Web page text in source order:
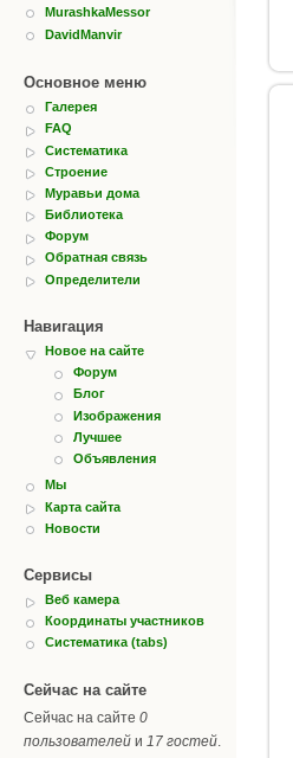
MurashkaMessor
DavidManvir
Основное меню
Галерея
FAQ
Систематика
Строение
Муравьи дома
Библиотека
Форум
Обратная связь
Определители
Навигация
Новое на сайте
Форум
Блог
Изображения
Лучшее
Объявления
Мы
Карта сайта
Новости
Сервисы
Веб камера
Координаты участников
Систематика (tabs)
Сейчас на сайте
Сейчас на сайте 0
пользователей и 17 гостей.